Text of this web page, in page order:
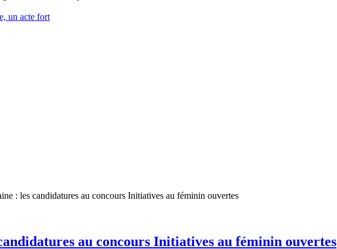
un acte fort
au concours Initiatives au féminin ouvertes